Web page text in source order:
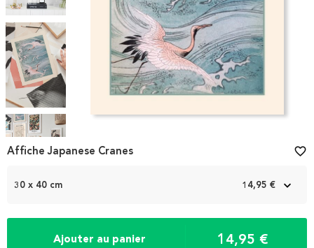
Item
1
30 x 40 cm 14,95 €
Ajouter au panier 14,95 €
Affiche Japanese Cranes favorite_border